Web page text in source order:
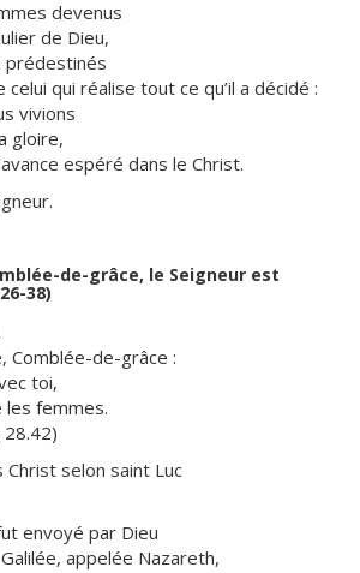
devenus
de Dieu,
prédestinés
qui réalise tout ce qu’il a décidé :
vivions
gloire,
espéré dans le Christ.
de-grâce, le Seigneur est
38)
Comblée-de-grâce :
toi,
femmes.
28.42)
Christ selon saint Luc
envoyé par Dieu
appelée Nazareth,